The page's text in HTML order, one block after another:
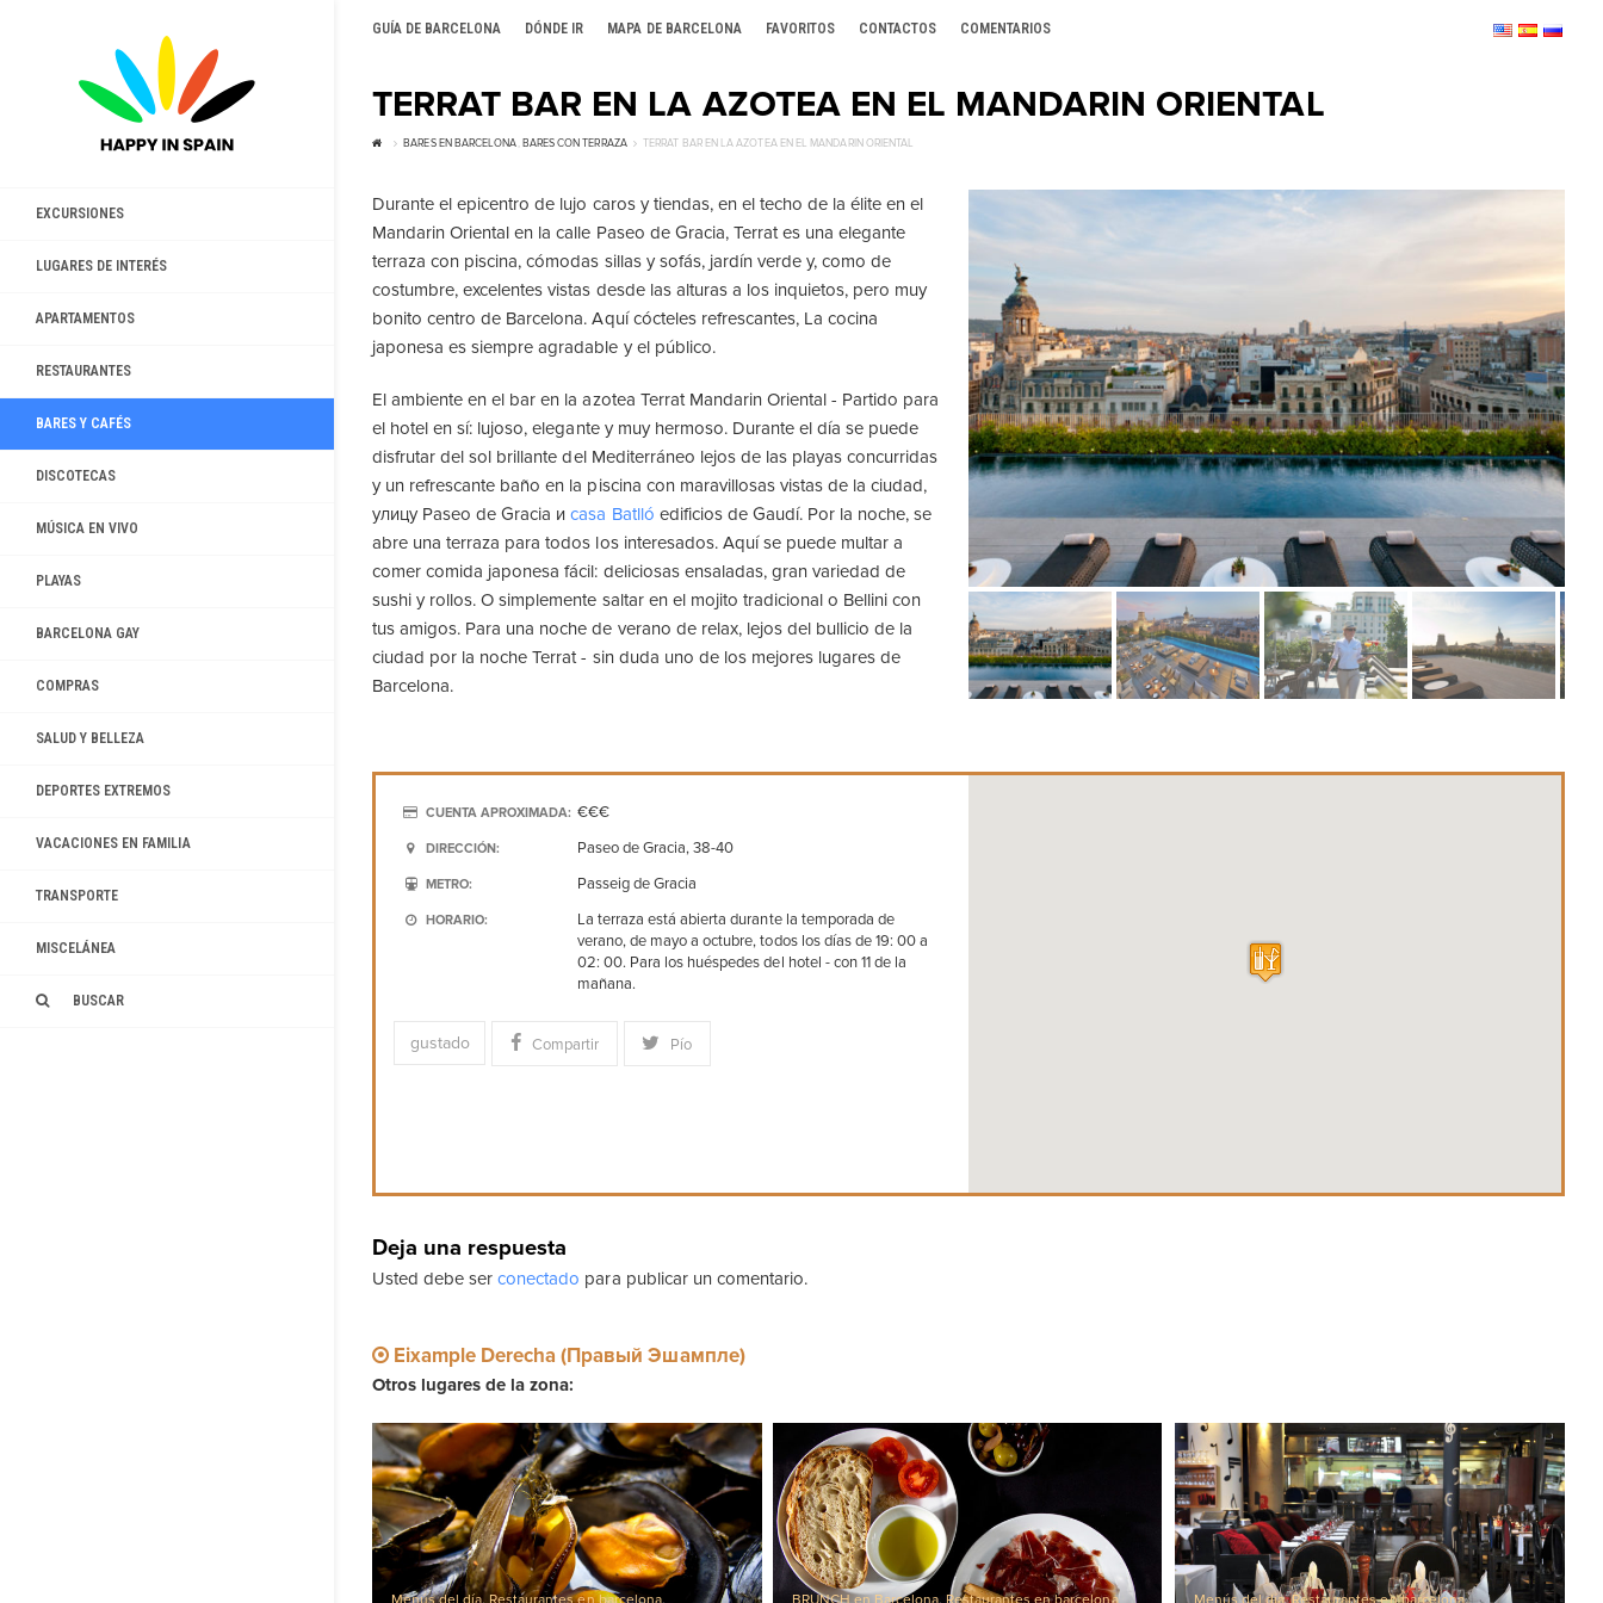
GUÍA DE BARCELONA DÓNDE IR MAPA DE BARCELONA FAVORITOS CONTACTOS COMENTARIOS
EXCURSIONES
LUGARES DE INTERÉS
APARTAMENTOS
RESTAURANTES
BARES Y CAFÉS
DISCOTECAS
MÚSICA EN VIVO
PLAYAS
BARCELONA GAY
COMPRAS
SALUD Y BELLEZA
DEPORTES EXTREMOS
VACACIONES EN FAMILIA
TRANSPORTE
MISCELÁNEA
BUSCAR
TERRAT BAR EN LA AZOTEA EN EL MANDARIN ORIENTAL
BARES EN BARCELONA, BARES CON TERRAZA TERRAT BAR EN LA AZOTEA EN EL MANDARIN ORIENTAL
Durante el epicentro de lujo caros y tiendas, en el techo de la élite en el
Mandarin Oriental en la calle Paseo de Gracia, Terrat es una elegante
terraza con piscina, cómodas sillas y sofás, jardín verde y, como de
costumbre, excelentes vistas desde las alturas a los inquietos, pero muy
bonito centro de Barcelona. Aquí cócteles refrescantes, La cocina
japonesa es siempre agradable y el público.
El ambiente en el bar en la azotea Terrat Mandarin Oriental - Partido para
el hotel en sí: lujoso, elegante y muy hermoso. Durante el día se puede
disfrutar del sol brillante del Mediterráneo lejos de las playas concurridas
y un refrescante baño en la piscina con maravillosas vistas de la ciudad,
улицу Paseo de Gracia иcasa Batlló edificios de Gaudí. Por la noche, se
abre una terraza para todos los interesados. Aquí se puede multar a
comer comida japonesa fácil: deliciosas ensaladas, gran variedad de
sushi y rollos. O simplemente saltar en el mojito tradicional o Bellini con
tus amigos. Para una noche de verano de relax, lejos del bullicio de la
ciudad por la noche Terrat - sin duda uno de los mejores lugares de
Barcelona.
CUENTA APROXIMADA: €€€
DIRECCIÓN: Paseo de Gracia, 38-40
METRO: Passeig de Gracia
HORARIO:
La terraza está abierta durante la temporada de
verano, de mayo a octubre, todos los días de 19: 00 a
02: 00. Para los huéspedes del hotel - con 11 de la
mañana.
gustado Compartir Pío
Deja una respuesta
Usted debe serconectado para publicar un comentario.
Eixample Derecha (Правый Эшампле)
Otros lugares de la zona: